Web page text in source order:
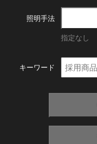
照明手法
指定なし
キーワード